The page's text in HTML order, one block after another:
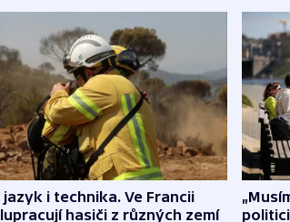
jazyk i technika. Ve Francii
hasiči z různých zemí